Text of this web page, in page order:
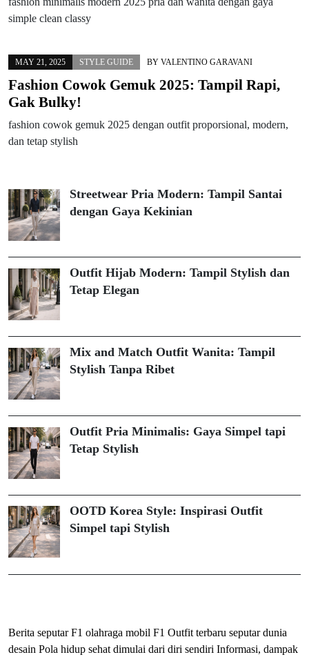
simple clean classy
MAY 21, 2025 STYLE GUIDE BY VALENTINO GARAVANI
Fashion Cowok Gemuk 2025: Tampil Rapi,
Gak Bulky!
fashion cowok gemuk 2025 dengan outfit proporsional, modern,
dan tetap stylish
Streetwear Pria Modern: Tampil Santai
dengan Gaya Kekinian
Outfit Hijab Modern: Tampil Stylish dan
Tetap Elegan
Mix and Match Outfit Wanita: Tampil
Stylish Tanpa Ribet
Outfit Pria Minimalis: Gaya Simpel tapi
Tetap Stylish
OOTD Korea Style: Inspirasi Outfit
Simpel tapi Stylish
Berita seputar F1 olahraga mobil F1 Outfit terbaru seputar dunia
desain Pola hidup sehat dimulai dari diri sendiri Informasi, dampak